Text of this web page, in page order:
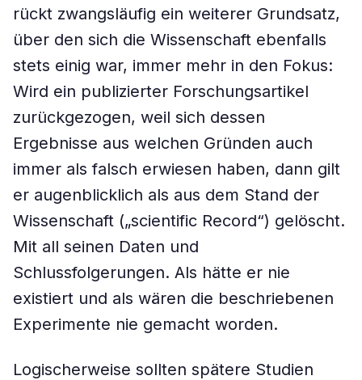
rückt zwangsläufig ein weiterer Grundsatz,
über den sich die Wissenschaft ebenfalls
stets einig war, immer mehr in den Fokus:
Wird ein publizierter Forschungsartikel
zurückgezogen, weil sich dessen
Ergebnisse aus welchen Gründen auch
immer als falsch erwiesen haben, dann gilt
er augenblicklich als aus dem Stand der
Wissenschaft („scientific Record“) gelöscht.
Mit all seinen Daten und
Schlussfolgerungen. Als hätte er nie
existiert und als wären die beschriebenen
Experimente nie gemacht worden.
Logischerweise sollten spätere Studien